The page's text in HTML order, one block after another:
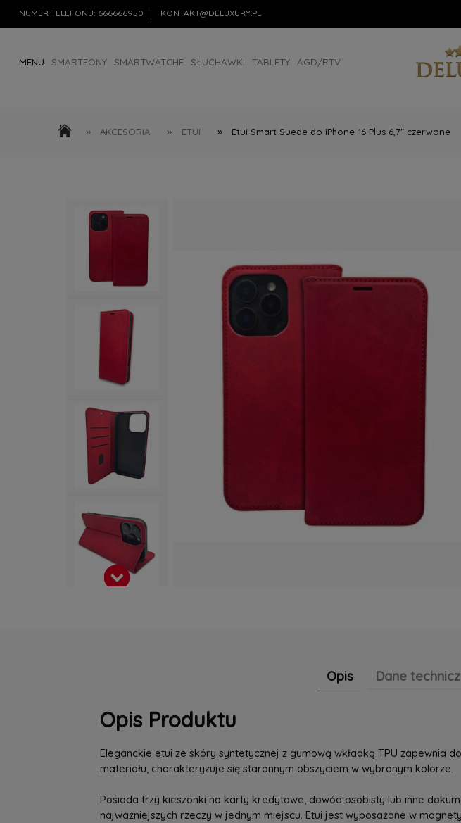
NUMER TELEFONU: 666666950 KONTAKT@DELUXURY.PL
MENU SMARTFONY SMARTWATCHE SŁUCHAWKI TABLETY AGD/RTV
» AKCESORIA » ETUI » Etui Smart Suede do iPhone 16 Plus 6,7" czerwone
Opis Dane
Opis Produktu
Eleganckie etui ze skóry syntetycznej z gumową wkładką TPU zapewnia
materiału, charakteryzuje się starannym obszyciem w wybranym kolorze.
Posiada trzy kieszonki na karty kredytowe, dowód osobisty lub inne
najważniejszych rzeczy w jednym miejscu. Etui jest wyposażone w